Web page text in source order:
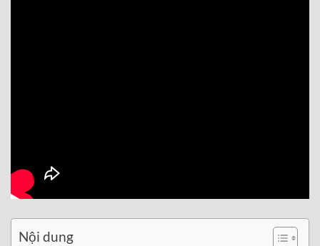
Nội dung